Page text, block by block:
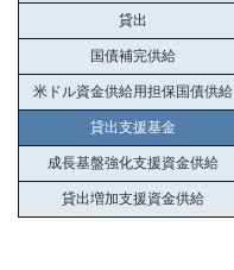
貸出
国債補完供給
米ドル資金供給用担保国債供給
貸出支援基金
成長基盤強化支援資金供給
貸出増加支援資金供給